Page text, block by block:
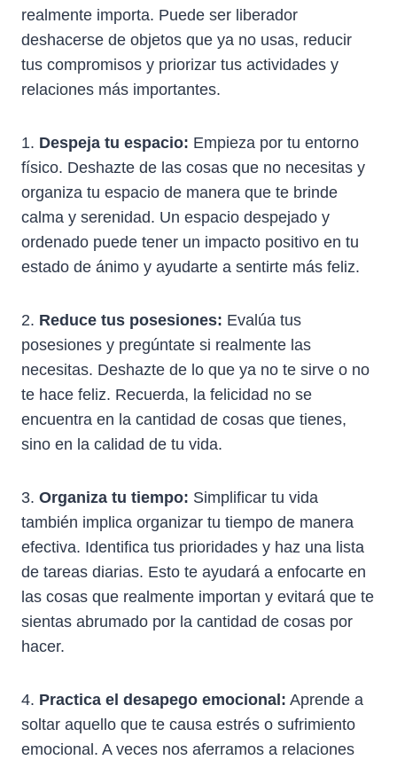
realmente importa. Puede ser liberador
deshacerse de objetos que ya no usas, reducir
tus compromisos y priorizar tus actividades y
relaciones más importantes.
1. Despeja tu espacio: Empieza por tu entorno
físico. Deshazte de las cosas que no necesitas y
organiza tu espacio de manera que te brinde
calma y serenidad. Un espacio despejado y
ordenado puede tener un impacto positivo en tu
estado de ánimo y ayudarte a sentirte más feliz.
2. Reduce tus posesiones: Evalúa tus
posesiones y pregúntate si realmente las
necesitas. Deshazte de lo que ya no te sirve o no
te hace feliz. Recuerda, la felicidad no se
encuentra en la cantidad de cosas que tienes,
sino en la calidad de tu vida.
3. Organiza tu tiempo: Simplificar tu vida
también implica organizar tu tiempo de manera
efectiva. Identifica tus prioridades y haz una lista
de tareas diarias. Esto te ayudará a enfocarte en
las cosas que realmente importan y evitará que te
sientas abrumado por la cantidad de cosas por
hacer.
4. Practica el desapego emocional: Aprende a
soltar aquello que te causa estrés o sufrimiento
emocional. A veces nos aferramos a relaciones